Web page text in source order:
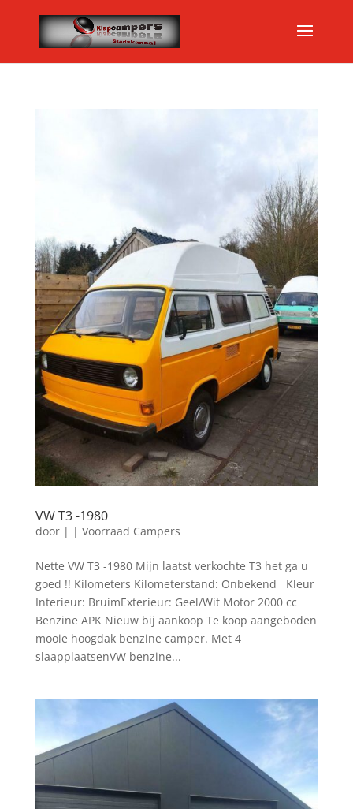
VW T3 -1980
door | | Voorraad Campers
Nette VW T3 -1980 Mijn laatst verkochte T3 het ga u
goed !! Kilometers Kilometerstand: Onbekend Kleur
Interieur: BruimExterieur: Geel/Wit Motor 2000 cc
Benzine APK Nieuw bij aankoop Te koop aangeboden
mooie hoogdak benzine camper. Met 4
slaapplaatsenVW benzine...